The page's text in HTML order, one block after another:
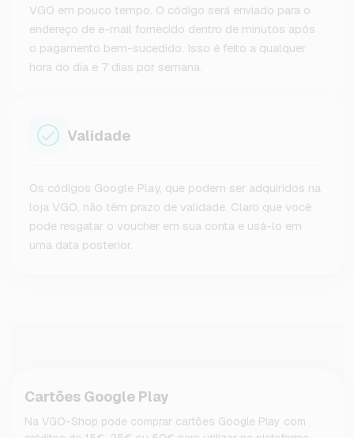
VGO em pouco tempo. O código será enviado para o
endereço de e-mail fornecido dentro de minutos após
o pagamento bem-sucedido. Isso é feito a qualquer
hora do dia e 7 dias por semana.
Validade
Os códigos Google Play, que podem ser adquiridos na
loja VGO, não têm prazo de validade. Claro que você
pode resgatar o voucher em sua conta e usá-lo em
uma data posterior.
Cartões Google Play
Na VGO-Shop pode comprar cartões Google Play com